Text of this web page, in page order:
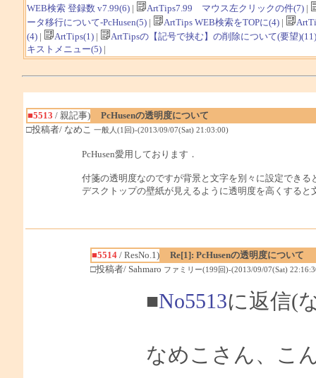
WEB検索 登録数 v7.99(6)| ArtTips7.99 マウス左クリックの件(7)|
ータ移行について-PcHusen(5)| ArtTips WEB検索をTOPに(4)|
(4)| ArtTips(1)|
ArtTipsの【記号で挟む】の削除について(要望)(11)
キストメニュー(5)|
■5513 / 親記事)
PcHusenの透明度について
□投稿者/ なめこ 一般人(1回)-(2013/09/07(Sat) 21:03:00)
PcHusen愛用しております．
付箋の透明度なのですが背景と文字を別々に設定できる
デスクトップの壁紙が見えるように透明度を高くすると
■5514/ ResNo.1)
Re[1]: PcHusenの透明度について
□投稿者/ Sahmaro ファミリー(199回)-(2013/09/07(Sat)
■No5513に返信(
なめこさん、こ